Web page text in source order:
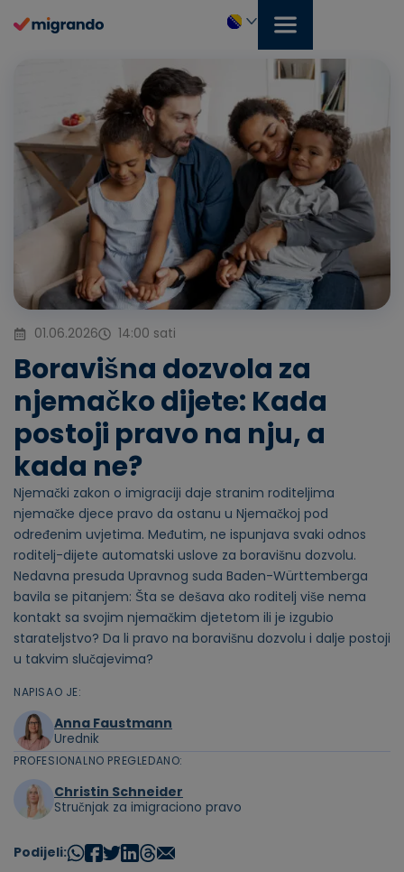
na
Bosanski
01.06.2026 14:00 sati
Boravišna dozvola za
njemačko dijete: Kada
postoji pravo na nju, a
kada ne?
Njemački zakon o imigraciji daje stranim roditeljima
njemačke djece pravo da ostanu u Njemačkoj pod
određenim uvjetima. Međutim, ne ispunjava svaki odnos
roditelj-dijete automatski uslove za boravišnu dozvolu.
Nedavna presuda Upravnog suda Baden-Württemberga
bavila se pitanjem: Šta se dešava ako roditelj više nema
kontakt sa svojim njemačkim djetetom ili je izgubio
starateljstvo? Da li pravo na boravišnu dozvolu i dalje postoji
u takvim slučajevima?
NAPISAO JE:
Anna Faustmann
Urednik
PROFESIONALNO PREGLEDANO:
Christin Schneider
Stručnjak za imigraciono pravo
Podijeli: